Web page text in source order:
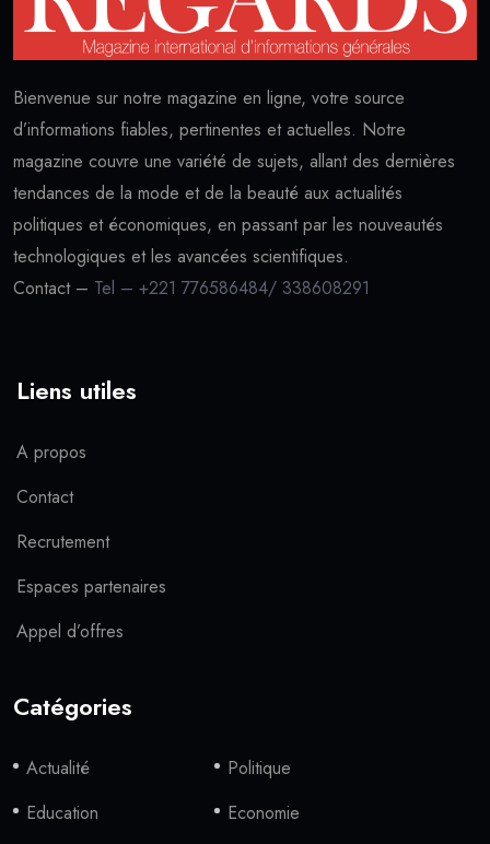
Bienvenue sur notre magazine en ligne, votre source
d’informations fiables, pertinentes et actuelles. Notre
magazine couvre une variété de sujets, allant des dernières
tendances de la mode et de la beauté aux actualités
politiques et économiques, en passant par les nouveautés
technologiques et les avancées scientifiques.
Contact – Tel – +221 776586484/ 338608291
Liens utiles
A propos
Contact
Recrutement
Espaces partenaires
Appel d’offres
Catégories
Actualité
Politique
Education
Economie